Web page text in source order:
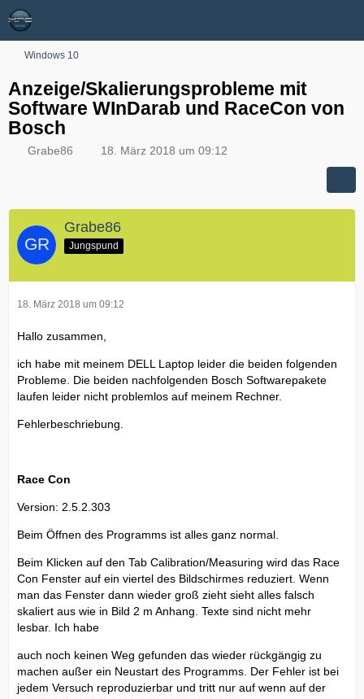
Windows 10
Anzeige/Skalierungsprobleme mit
Software WInDarab und RaceCon von
Bosch
Grabe86 18. März 2018 um 09:12
Grabe86
Jungspund
18. März 2018 um 09:12
Hallo zusammen,
ich habe mit meinem DELL Laptop leider die beiden folgenden
Probleme. Die beiden nachfolgenden Bosch Softwarepakete
laufen leider nicht problemlos auf meinem Rechner.
Fehlerbeschriebung.
Race Con
Version: 2.5.2.303
Beim Öffnen des Programms ist alles ganz normal.
Beim Klicken auf den Tab Calibration/Measuring wird das Race
Con Fenster auf ein viertel des Bildschirmes reduziert. Wenn
man das Fenster dann wieder groß zieht sieht alles falsch
skaliert aus wie in Bild 2 m Anhang. Texte sind nicht mehr
lesbar. Ich habe
auch noch keinen Weg gefunden das wieder rückgängig zu
machen außer ein Neustart des Programms. Der Fehler ist bei
jedem Versuch reproduzierbar und tritt nur auf wenn auf der